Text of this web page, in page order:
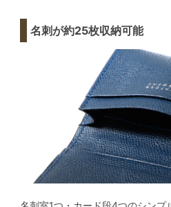
名刺が約25枚収納可能